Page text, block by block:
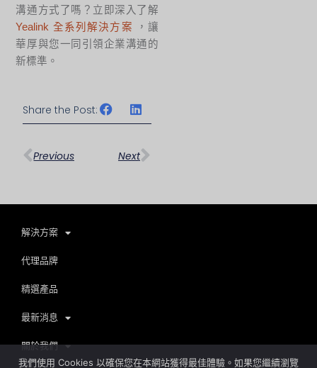
溝通方式了嗎？立即深入了解
Yealink 全系列解決方案
，讓
華厚與您一同引領企業溝通的
新標準。
Share the Post:
上一頁
Previous Next
下一篇
解決方案
代理品牌
精選產品
最新消息
關於我們
我們使用 Cookies 以確保您在本網站獲得最佳體驗。如果您繼續瀏覽